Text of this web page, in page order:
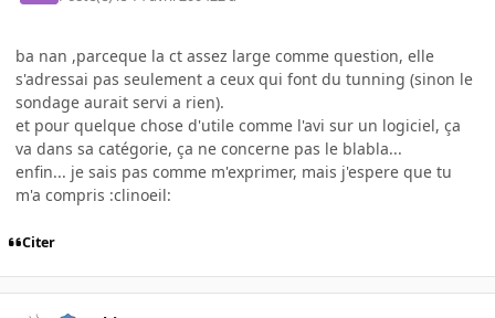
ba nan ,parceque la ct assez large comme question, elle
s'adressai pas seulement a ceux qui font du tunning (sinon le
sondage aurait servi a rien).
et pour quelque chose d'utile comme l'avi sur un logiciel, ça
va dans sa catégorie, ça ne concerne pas le blabla...
enfin... je sais pas comme m'exprimer, mais j'espere que tu
m'a compris :clinoeil:
Citer